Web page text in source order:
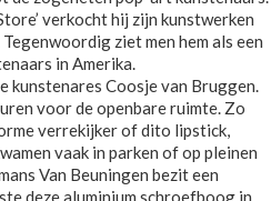
verkocht hij zijn kunstwerken
ziet men hem als een
in Amerika.
kunstenares Coosje van Bruggen.
voor de openbare ruimte. Zo
verrekijker of dito lipstick,
vaak in parken of op pleinen
Van Beuningen bezit een
deze aluminium schroefboog in